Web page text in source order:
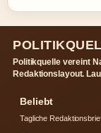
Politikquelle vereint
Redaktionslayout.
Beliebt
Tagliche